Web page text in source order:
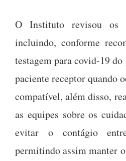
O Instituto revisou os
incluindo, conforme
testagem para covid-19
paciente receptor quando
compatível, além disso,
as equipes sobre os
evitar o contágio
permitindo assim manter